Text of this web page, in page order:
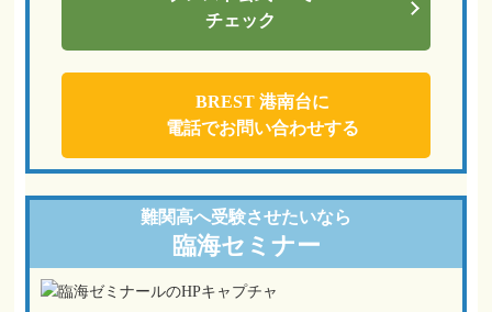
チェック
BREST 港南台に
電話でお問い合わせする
難関高へ受験させたいなら
臨海セミナー